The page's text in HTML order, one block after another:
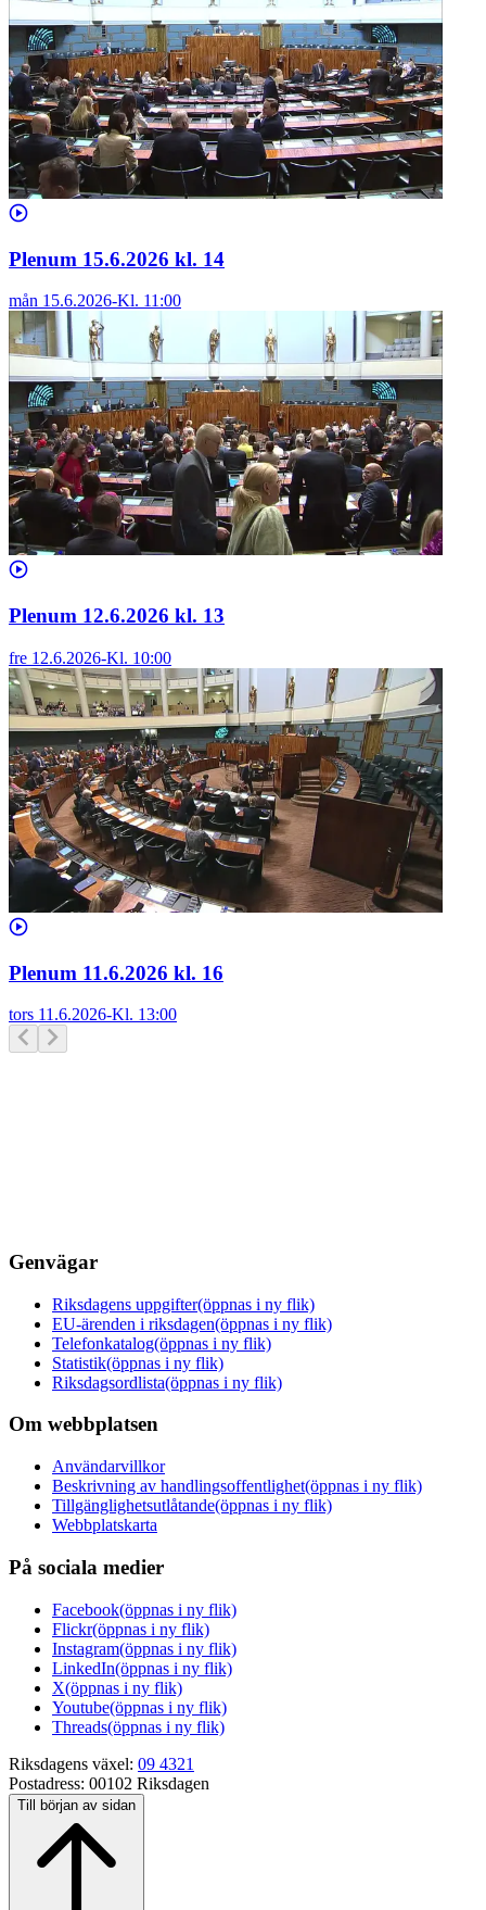
Plenum 15.6.2026 kl. 14
mån 15.6.2026-Kl. 11:00
Plenum 12.6.2026 kl. 13
fre 12.6.2026-Kl. 10:00
Plenum 11.6.2026 kl. 16
tors 11.6.2026-Kl. 13:00
Genvägar
Riksdagens uppgifter(öppnas i ny flik)
EU-ärenden i riksdagen(öppnas i ny flik)
Telefonkatalog(öppnas i ny flik)
Statistik(öppnas i ny flik)
Riksdagsordlista(öppnas i ny flik)
Om webbplatsen
Användarvillkor
Beskrivning av handlingsoffentlighet(öppnas i ny flik)
Tillgänglighetsutlåtande(öppnas i ny flik)
Webbplatskarta
På sociala medier
Facebook(öppnas i ny flik)
Flickr(öppnas i ny flik)
Instagram(öppnas i ny flik)
LinkedIn(öppnas i ny flik)
X(öppnas i ny flik)
Youtube(öppnas i ny flik)
Threads(öppnas i ny flik)
Riksdagens växel: 09 4321
Postadress: 00102 Riksdagen
Till början av sidan